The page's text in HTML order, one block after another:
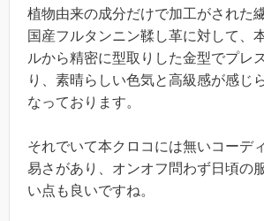
植物由来の成分だけで加工がされた
国産フルタンニン鞣し革に対して、
ルから精密に型取りした金型でプレ
り、素晴らしい色気と高級感が感じ
なっております。
それでいて本クロコには無いコーデ
易さがあり、オンオフ問わず日頃の
い点も良いですね。